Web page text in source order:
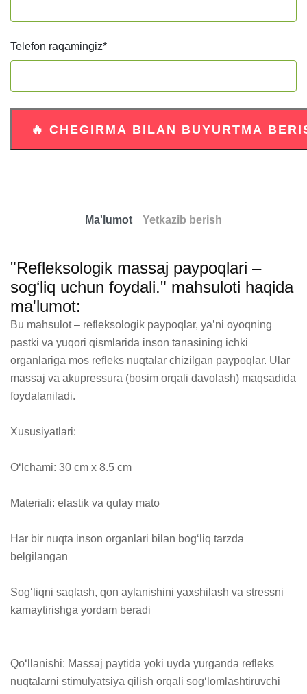
Telefon raqamingiz*
Ma'lumot Yetkazib berish
"Refleksologik massaj paypoqlari –
sog‘liq uchun foydali." mahsuloti haqida
ma'lumot:
Bu mahsulot – refleksologik paypoqlar, ya’ni oyoqning
pastki va yuqori qismlarida inson tanasining ichki
organlariga mos refleks nuqtalar chizilgan paypoqlar. Ular
massaj va akupressura (bosim orqali davolash) maqsadida
foydalaniladi.
Xususiyatlari:
O‘lchami: 30 cm x 8.5 cm
Materiali: elastik va qulay mato
Har bir nuqta inson organlari bilan bog‘liq tarzda
belgilangan
Sog‘liqni saqlash, qon aylanishini yaxshilash va stressni
kamaytirishga yordam beradi
Qo‘llanishi: Massaj paytida yoki uyda yurganda refleks
nuqtalarni stimulyatsiya qilish orqali sog‘lomlashtiruvchi